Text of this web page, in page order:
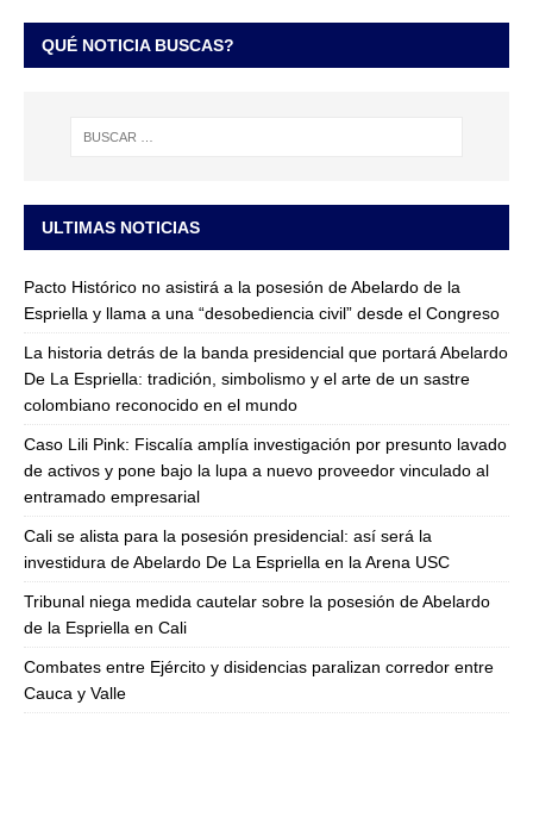
QUÉ NOTICIA BUSCAS?
ULTIMAS NOTICIAS
Pacto Histórico no asistirá a la posesión de Abelardo de la
Espriella y llama a una “desobediencia civil” desde el Congreso
La historia detrás de la banda presidencial que portará Abelardo
De La Espriella: tradición, simbolismo y el arte de un sastre
colombiano reconocido en el mundo
Caso Lili Pink: Fiscalía amplía investigación por presunto lavado
de activos y pone bajo la lupa a nuevo proveedor vinculado al
entramado empresarial
Cali se alista para la posesión presidencial: así será la
investidura de Abelardo De La Espriella en la Arena USC
Tribunal niega medida cautelar sobre la posesión de Abelardo
de la Espriella en Cali
Combates entre Ejército y disidencias paralizan corredor entre
Cauca y Valle